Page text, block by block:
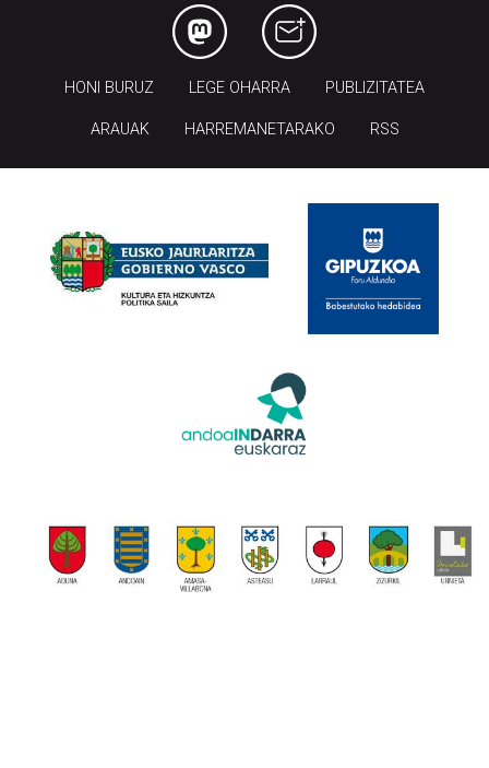
HONI BURUZ LEGE OHARRA PUBLIZITATEA
ARAUAK HARREMANETARAKO RSS